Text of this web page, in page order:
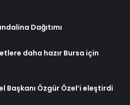
Dağıtımı
daha hazır Bursa için
Başkanı Özgür Özel’i eleştirdi